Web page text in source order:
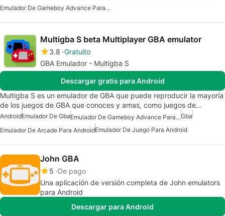
Emulador De Gameboy Advance Para Android
Multigba S beta Multiplayer GBA emulator
3.8 Gratuito
GBA Emulador - Multigba S
Descargar gratis para Android
Multigba S es un emulador de GBA que puede reproducir la mayoría
de los juegos de GBA que conoces y amas, como juegos de…
AndroidEmulador De Gba Emulador De Gameboy Advance Para AndroidGba
Emulador De Arcade Para AndroidEmulador De Juego Para Android
John GBA
5 De pago
Una aplicación de versión completa de John emulators
para Android
Descargar para Android